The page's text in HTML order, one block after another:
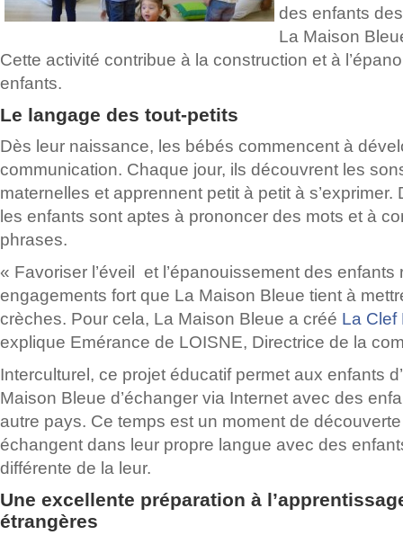
des enfants
La Maison
Cette activité contribue à la construction et à
enfants.
Le langage des tout-petits
Dès leur naissance, les bébés commencent à
communication. Chaque jour, ils découvrent les
maternelles et apprennent petit à petit à s’exprimer.
les enfants sont aptes à prononcer des mots et à
phrases.
« Favoriser l’éveil et l’épanouissement des enfants
engagements fort que La Maison Bleue tient à
crèches. Pour cela, La Maison Bleue a créé La Clef
explique Emérance de LOISNE, Directrice de la
Interculturel, ce projet éducatif permet aux enfants
Maison Bleue d’échanger via Internet avec des
autre pays. Ce temps est un moment de
échangent dans leur propre langue avec des
différente de la leur.
Une excellente préparation à
étrangères